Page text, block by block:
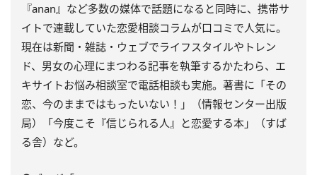
『anan』など多数の媒体で話題になると同時に、携帯サ
イトで連載していた恋愛相談コラムが口コミで人気に。
現在は新聞・雑誌・ウェブでライフスタイルやトレン
ド、男女の心理にまつわる記事を執筆するかたわら、エ
キサイトお悩み相談室で電話相談も実施。著書に「その
恋、今のままではもったいない！」（情報センター出版
局）「今度こそ『信じられる人』と恋愛する本」（すば
る舎）など。